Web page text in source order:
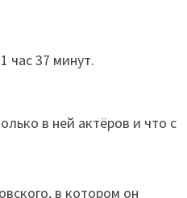
час 37 минут.
в котором он